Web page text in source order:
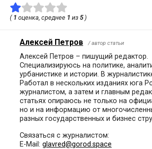
( 1 оценка, среднее 1 из 5)
Алексей Петров / автор статьи
Алексей Петров – пишущий редактор.
Специализируюсь на политике,
урбанистике и истории. В
Работал в нескольких изданиях юга
журналистом, а затем и главным
статьях опираюсь не только на
но и на информацию от
разных государственных и бизнес
Связаться с журналистом:
E-Mail: glavred@gorod.space